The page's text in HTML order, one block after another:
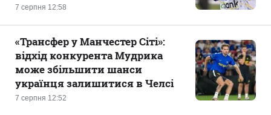
7 серпня 12:58
7 серпня 12:52
«Трансфер у Манчестер Сіті»:
відхід конкурента Мудрика
може збільшити шанси
українця залишитися в Челсі